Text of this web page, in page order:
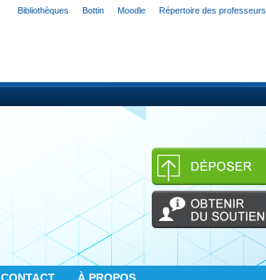
Bibliothèques Bottin Moodle Répertoire des professeurs